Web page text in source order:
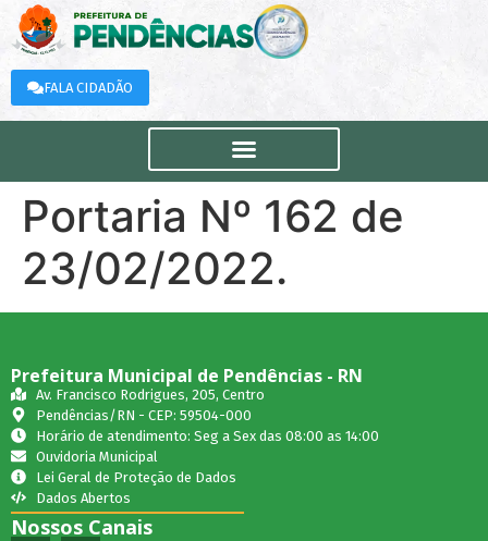
FALA CIDADÃO
Portaria Nº 162 de
23/02/2022.
Prefeitura Municipal de Pendências - RN
Av. Francisco Rodrigues, 205, Centro
Pendências/RN - CEP: 59504-000
Horário de atendimento: Seg a Sex das 08:00 as 14:00
Ouvidoria Municipal
Lei Geral de Proteção de Dados
Dados Abertos
Nossos Canais